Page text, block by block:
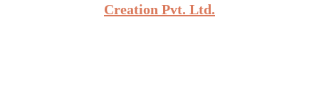
Creation Pvt. Ltd.